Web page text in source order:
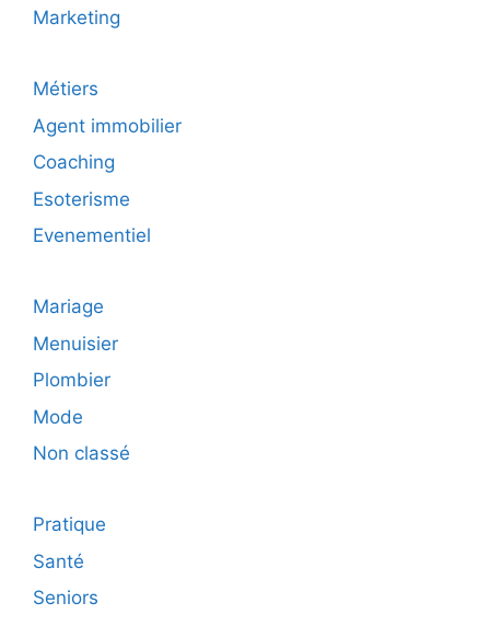
Marketing
Métiers
Agent immobilier
Coaching
Esoterisme
Evenementiel
Mariage
Menuisier
Plombier
Mode
Non classé
Pratique
Santé
Seniors